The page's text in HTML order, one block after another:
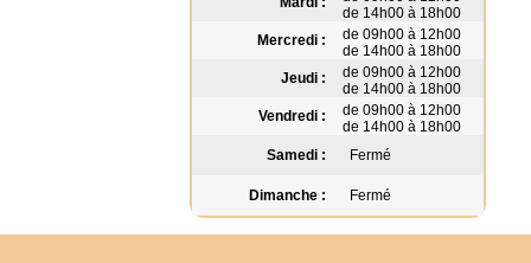
de 14h00 à 18h00
Mercredi :
de 09h00 à 12h00
de 14h00 à 18h00
Jeudi :
de 09h00 à 12h00
de 14h00 à 18h00
Vendredi :
de 09h00 à 12h00
de 14h00 à 18h00
Samedi :
Fermé
Dimanche : Fermé